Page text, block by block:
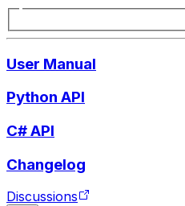
User Manual
Python API
C# API
Changelog
Discussions